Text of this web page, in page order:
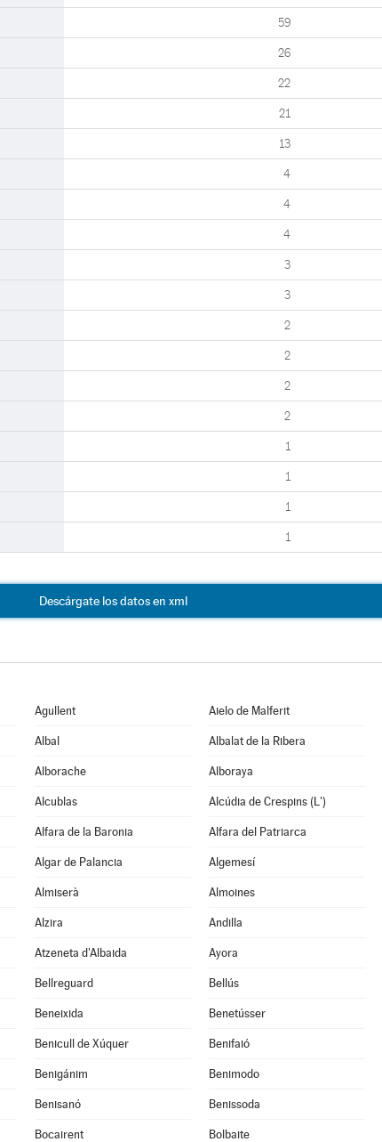
59
26
22
21
13
4
4
4
3
3
2
2
2
2
1
1
1
1
Descárgate los datos en xml
Agullent Aielo de Malferit
Albal Albalat de la Ribera
Alborache Alboraya
Alcublas Alcúdia de Crespins (L')
Alfara de la Baronia Alfara del Patriarca
Algar de Palancia Algemesí
Almiserà Almoines
Alzira Andilla
Atzeneta d'Albaida Ayora
Bellreguard Bellús
Beneixida Benetússer
Benicull de Xúquer Benifaió
Benigánim Benimodo
Benisanó Benissoda
Bocairent Bolbaite